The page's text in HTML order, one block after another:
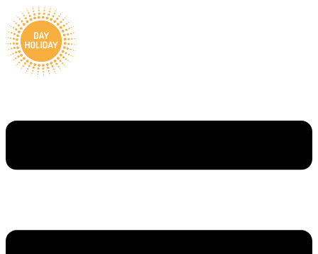
Ugrás
a
tartalomhoz